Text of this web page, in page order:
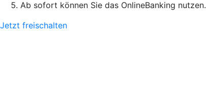
Ab sofort können Sie das OnlineBanking nutzen.
Jetzt freischalten